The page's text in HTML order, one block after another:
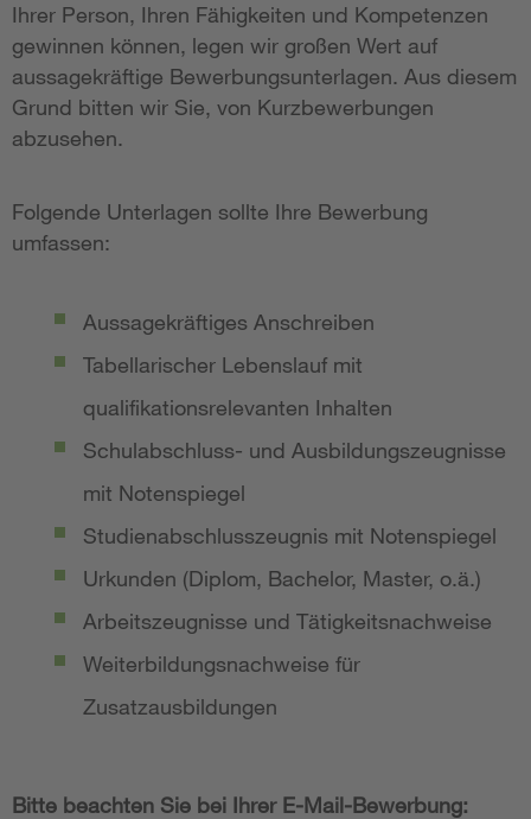
Ihrer Person, Ihren Fähigkeiten und Kompetenzen
gewinnen können, legen wir großen Wert auf
aussagekräftige Bewerbungsunterlagen. Aus diesem
Grund bitten wir Sie, von Kurzbewerbungen
abzusehen.
Folgende Unterlagen sollte Ihre Bewerbung
umfassen:
Aussagekräftiges Anschreiben
Tabellarischer Lebenslauf mit
qualifikationsrelevanten Inhalten
Schulabschluss- und Ausbildungszeugnisse
mit Notenspiegel
Studienabschlusszeugnis mit Notenspiegel
Urkunden (Diplom, Bachelor, Master, o.ä.)
Arbeitszeugnisse und Tätigkeitsnachweise
Weiterbildungsnachweise für
Zusatzausbildungen
Bitte beachten Sie bei Ihrer E-Mail-Bewerbung: